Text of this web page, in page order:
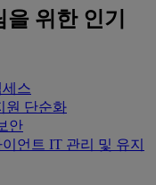
위한 인기
스
원 단순화
안
언트 IT 관리 및 유지